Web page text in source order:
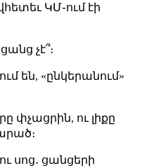
ԿՄ֊ում էի
չէ՞։
են, «ընկերանում»
փչացրին, ու լիքը
սոց․ ցանցերի